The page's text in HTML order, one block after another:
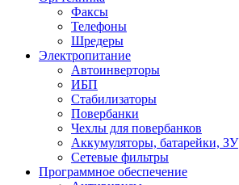
Факсы
Телефоны
Шредеры
Электропитание
Автоинверторы
ИБП
Стабилизаторы
Повербанки
Чехлы для повербанков
Аккумуляторы, батарейки, ЗУ
Сетевые фильтры
Программное обеспечение